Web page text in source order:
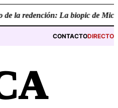
la redención: La biopic de
CONTACTODIRECTO